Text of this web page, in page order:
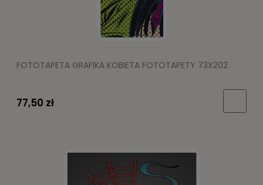
FOTOTAPETA GRAFIKA KOBIETA FOTOTAPETY 73X202
77,50 zł